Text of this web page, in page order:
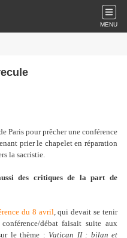
MENU
Paris pour prêcher une conférence
prier le chapelet en réparation
la sacristie.
des critiques de la part de
du 8 avril, qui devait se tenir
débat faisait suite aux
le thème : Vatican II : bilan et